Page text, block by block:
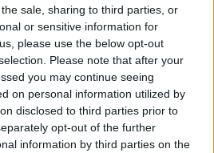
sale, sharing to third parties, or
or sensitive information for
please use the below opt-out
Please note that after your
you may continue seeing
on personal information utilized by
disclosed to third parties prior to
opt-out of the further
information by third parties on the